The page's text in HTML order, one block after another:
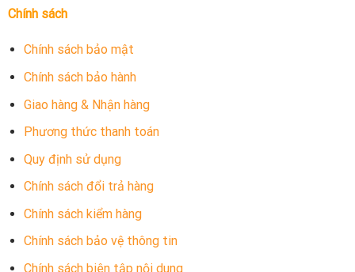
Chính sách
Chính sách bảo mật
Chính sách bảo hành
Giao hàng & Nhận hàng
Phương thức thanh toán
Quy định sử dụng
Chính sách đổi trả hàng
Chính sách kiểm hàng
Chính sách bảo vệ thông tin
Chính sách biên tập nội dung